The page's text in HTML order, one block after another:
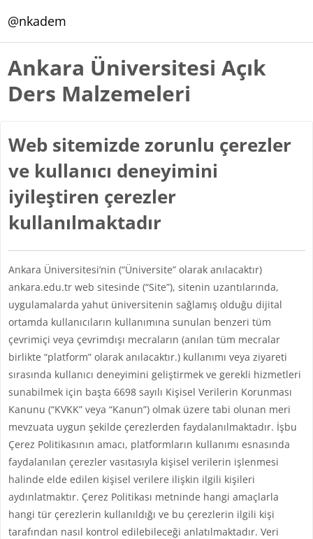
@nkadem
Ankara Üniversitesi Açık
Ders Malzemeleri
Web sitemizde zorunlu çerezler
ve kullanıcı deneyimini
iyileştiren çerezler
kullanılmaktadır
Ankara Üniversitesi’nin (“Üniversite” olarak anılacaktır)
ankara.edu.tr web sitesinde (“Site”), sitenin uzantılarında,
uygulamalarda yahut üniversitenin sağlamış olduğu dijital
ortamda kullanıcıların kullanımına sunulan benzeri tüm
çevrimiçi veya çevrimdışı mecraların (anılan tüm mecralar
birlikte “platform” olarak anılacaktır.) kullanımı veya ziyareti
sırasında kullanıcı deneyimini geliştirmek ve gerekli hizmetleri
sunabilmek için başta 6698 sayılı Kişisel Verilerin Korunması
Kanunu (“KVKK” veya “Kanun”) olmak üzere tabi olunan meri
mevzuata uygun şekilde çerezlerden faydalanılmaktadır. İşbu
Çerez Politikasının amacı, platformların kullanımı esnasında
faydalanılan çerezler vasıtasıyla kişisel verilerin işlenmesi
halinde elde edilen kişisel verilere ilişkin ilgili kişileri
aydınlatmaktır. Çerez Politikası metninde hangi amaçlarla
hangi tür çerezlerin kullanıldığı ve bu çerezlerin ilgili kişi
tarafından nasıl kontrol edilebileceği anlatılmaktadır. Veri